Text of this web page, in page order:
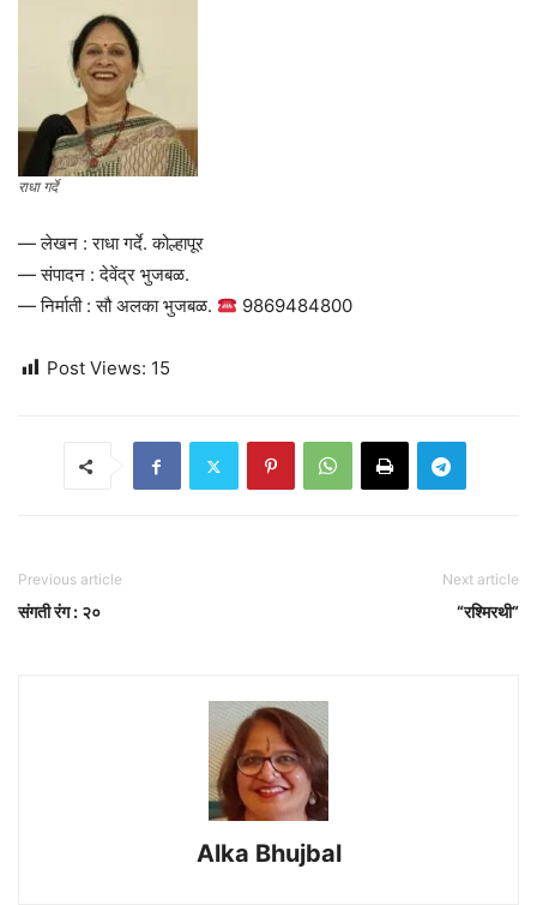
राधा गर्दे
— लेखन : राधा गर्दे. कोल्हापूर
— संपादन : देवेंद्र भुजबळ.
— निर्माती : सौ अलका भुजबळ.
9869484800
Post Views: 15
Previous article
संगती रंग : २०
Next article
“रश्मिरथी”
Alka Bhujbal